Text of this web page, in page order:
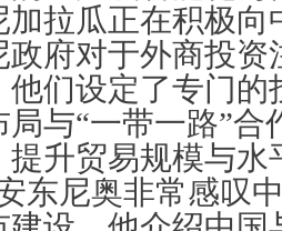
加拉瓜正在积极向
府对于外商投资
他们设定了专门的
与“一带一路”合
提升贸易规模与水
东尼奥非常感叹